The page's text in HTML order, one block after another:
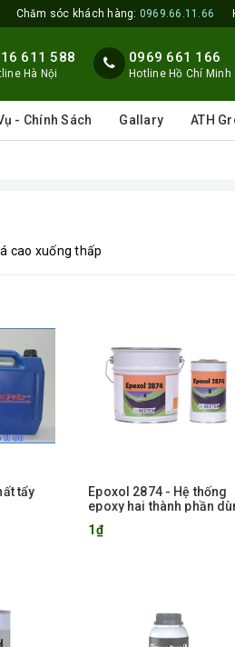
Chăm sóc khách hàng: 0969.66.11.66
611 588
Hà Nội
0969 661 166
Hotline Hồ Chí Minh
- Chính Sách Gallary ATH
cao xuống thấp
tẩy
Epoxol 2874 - Hệ thống
epoxy hai thành phần
hạng mục
1₫